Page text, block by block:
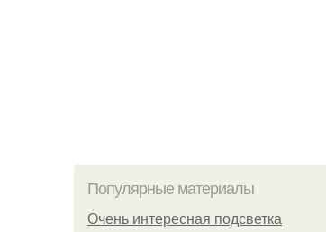
Популярные материалы
Очень интересная подсветка